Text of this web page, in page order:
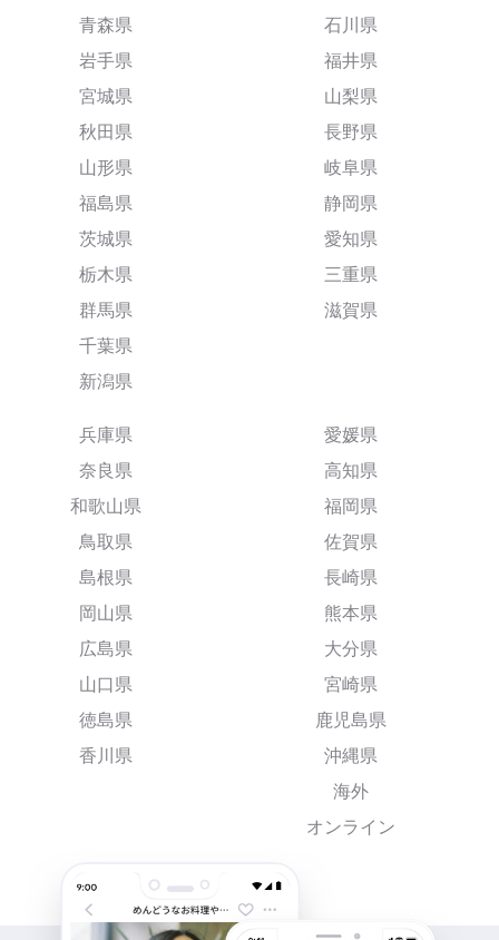
青森県
岩手県
宮城県
秋田県
山形県
福島県
茨城県
栃木県
群馬県
千葉県
新潟県
石川県
福井県
山梨県
長野県
岐阜県
静岡県
愛知県
三重県
滋賀県
兵庫県
奈良県
和歌山県
鳥取県
島根県
岡山県
広島県
山口県
徳島県
香川県
愛媛県
高知県
福岡県
佐賀県
長崎県
熊本県
大分県
宮崎県
鹿児島県
沖縄県
海外
オンライン